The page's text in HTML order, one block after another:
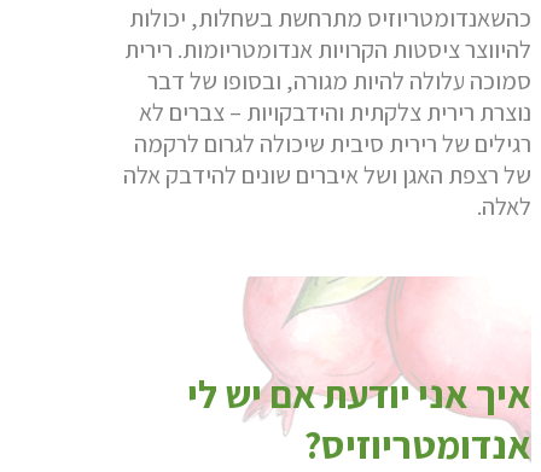
כהשאנדומטריוזיס מתרחשת בשחלות, יכולות
להיווצר ציסטות הקרויות אנדומטריומות. רירית
סמוכה עלולה להיות מגורה, ובסופו של דבר
נוצרת רירית צלקתית והידבקויות – צברים לא
רגילים של רירית סיבית שיכולה לגרום לרקמה
של רצפת האגן ושל איברים שונים להידבק אלה
לאלה.
איך אני יודעת אם יש לי
אנדומטריוזיס?